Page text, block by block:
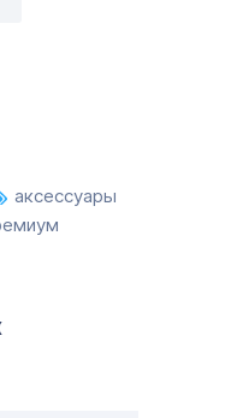
аксессуары